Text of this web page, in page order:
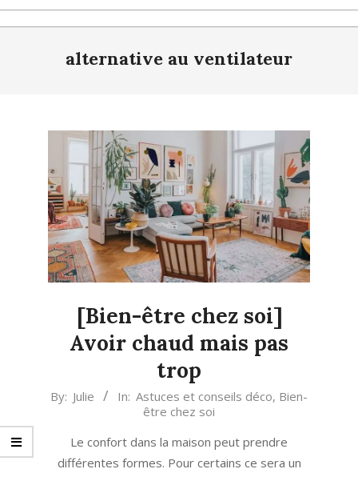
|
DÉCORATION
LIVING
alternative au ventilateur
[Bien-être chez soi]
Avoir chaud mais pas
trop
2021-
By: Julie In: Astuces et conseils déco, Bien-
être chez soi
Le confort dans la maison peut prendre
différentes formes. Pour certains ce sera un